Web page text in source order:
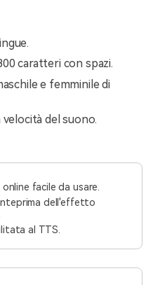
caratteri con spazi.
e femminile di
del suono.
facile da usare.
dell'effetto
al TTS.